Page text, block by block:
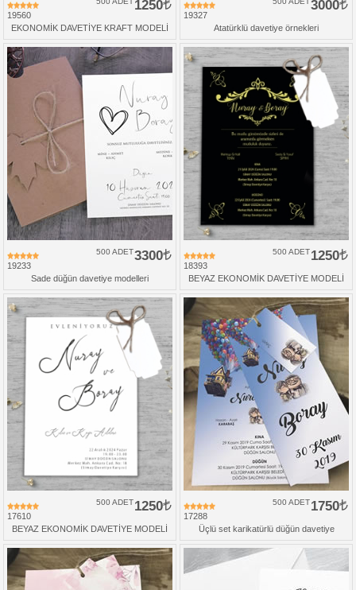
19560
1250
EKONOMİK DAVETİYE KRAFT MODELİ
19327
3000
Atatürklü davetiye örnekleri
19233
3300
500 ADET
Sade düğün davetiye modelleri
18393
1250
500 ADET
BEYAZ EKONOMİK DAVETİYE MODELİ
17610
1250
500 ADET
BEYAZ EKONOMİK DAVETİYE MODELİ
17288
1750
500 ADET
Üçlü set karikatürlü düğün davetiye